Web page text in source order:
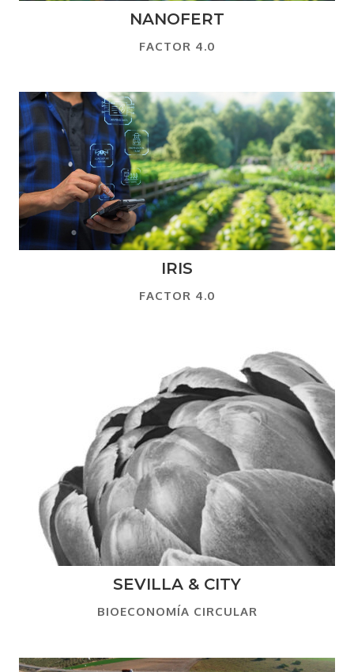
NANOFERT
FACTOR 4.0
IRIS
FACTOR 4.0
SEVILLA & CITY
BIOECONOMÍA CIRCULAR